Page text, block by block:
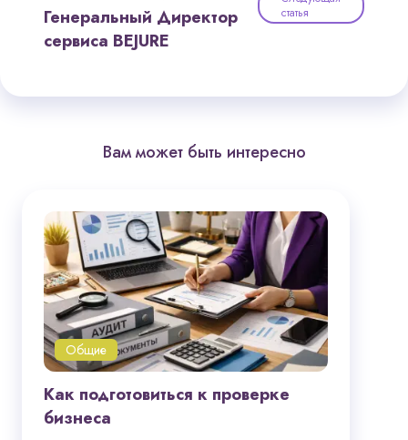
Генеральный Директор
сервиса BEJURE
статья
Вам может быть интересно
Общие
Как подготовиться к проверке
бизнеса